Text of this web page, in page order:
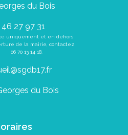
du Bois
27 97 31
uniquement et en dehors
de la mairie, contactez
06 70 13 14 18
du Bois